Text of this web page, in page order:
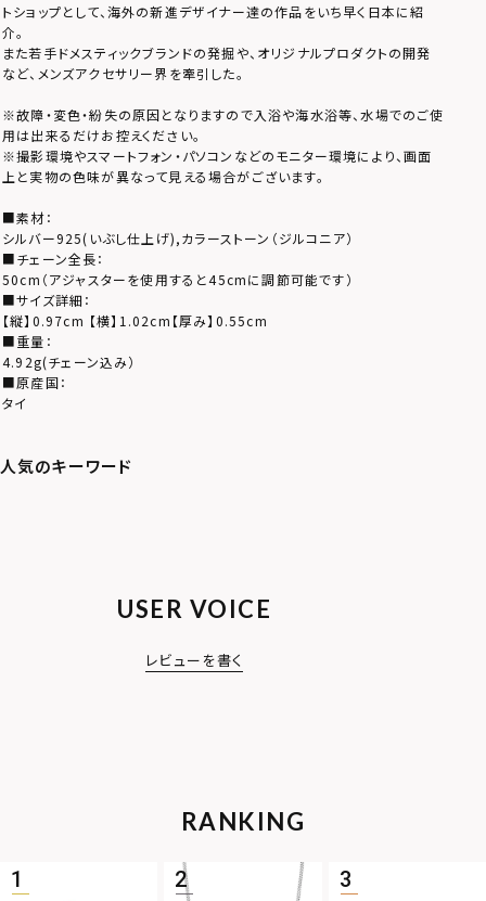
トショップとして、海外の新進デザイナー達の作品をいち早く日本に紹
介。
また若手ドメスティックブランドの発掘や、オリジナルプロダクトの開発
など、メンズアクセサリー界を牽引した。
※故障・変色・紛失の原因となりますので入浴や海水浴等、水場でのご使
用は出来るだけお控えください。
※撮影環境やスマートフォン・パソコンなどのモニター環境により、画面
上と実物の色味が異なって見える場合がございます。
■素材：
シルバー925(いぶし仕上げ),カラーストーン（ジルコニア）
■チェーン全長：
50cm（アジャスターを使用すると45cmに調節可能です）
■サイズ詳細：
【縦】0.97cm 【横】1.02cm【厚み】0.55cm
■重量：
4.92g(チェーン込み）
■原産国：
タイ
USER VOICE
レビューを書く
RANKING